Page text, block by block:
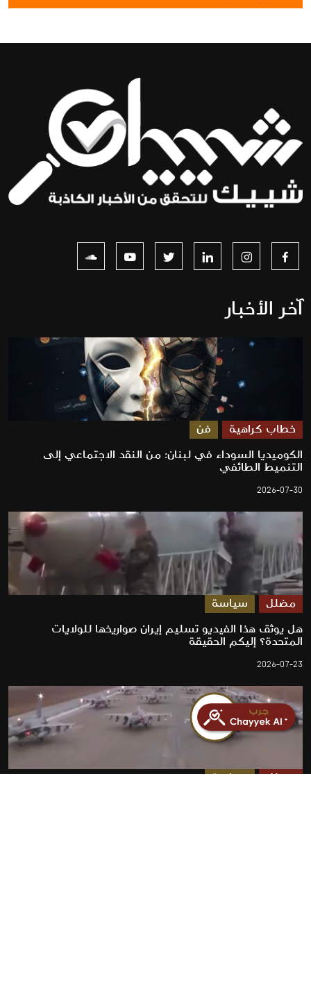
آخر الأخبار
خطاب كراهية فن
الكوميديا السوداء في لبنان: من النقد الاجتماعي إلى
التنميط الطائفي
2026-07-30
مضلل سياسة
هل يوثق هذا الفيديو تسليم إيران صواريخها للولايات
المتحدة؟ إليكم الحقيقة
2026-07-23
مضلل سياسة